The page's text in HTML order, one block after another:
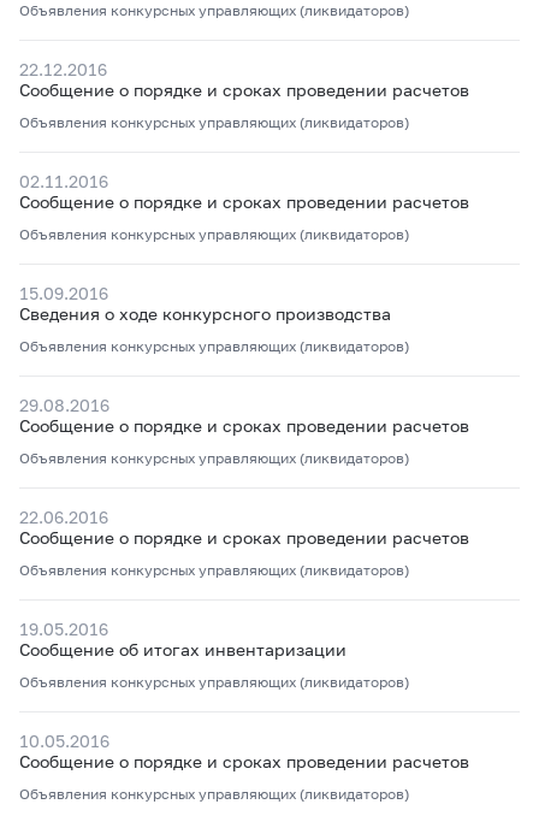
Объявления конкурсных управляющих (ликвидаторов)
22.12.2016
Сообщение о порядке и сроках проведении расчетов
Объявления конкурсных управляющих (ликвидаторов)
02.11.2016
Сообщение о порядке и сроках проведении расчетов
Объявления конкурсных управляющих (ликвидаторов)
15.09.2016
Сведения о ходе конкурсного производства
Объявления конкурсных управляющих (ликвидаторов)
29.08.2016
Сообщение о порядке и сроках проведении расчетов
Объявления конкурсных управляющих (ликвидаторов)
22.06.2016
Сообщение о порядке и сроках проведении расчетов
Объявления конкурсных управляющих (ликвидаторов)
19.05.2016
Сообщение об итогах инвентаризации
Объявления конкурсных управляющих (ликвидаторов)
10.05.2016
Сообщение о порядке и сроках проведении расчетов
Объявления конкурсных управляющих (ликвидаторов)